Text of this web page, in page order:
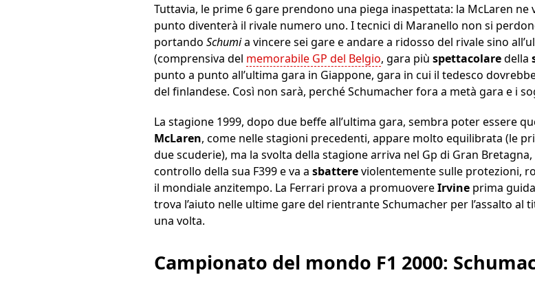
Tuttavia, le prime 6 gare prendono una piega inaspettata: la McLaren ne
punto diventerà il rivale numero uno. I tecnici di Maranello non si
portando Schumia vincere sei gare e andare a ridosso del rivale sino
(comprensiva del memorabile GP del Belgio, gara più spettacolaredella
punto a punto all’ultima gara in Giappone, gara in cui il tedesco
del finlandese. Così non sarà, perché Schumacher fora a metà gara e i
La stagione 1999, dopo due beffe all’ultima gara, sembra poter essere
McLaren, come nelle stagioni precedenti, appare molto equilibrata (le
due scuderie), ma la svolta della stagione arriva nel Gp di Gran
controllo della sua F399 e va a sbattereviolentemente sulle protezioni,
il mondiale anzitempo. La Ferrari prova a promuovereIrvine prima
trova l’aiuto nelle ultime gare del rientrante Schumacher per l’assalto
una volta.
Campionato del mondo F1 2000: